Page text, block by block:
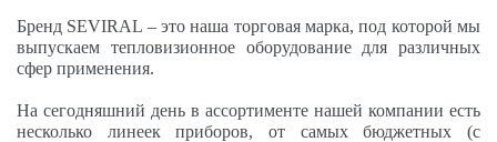
Бренд SEVIRAL – этонаша торговая марка,под которой мы
выпускаем тепловизионное оборудование для различных
сфер применения.
На сегодняшний день в ассортименте нашей компании есть
несколько линеек приборов, от самых бюджетных (с